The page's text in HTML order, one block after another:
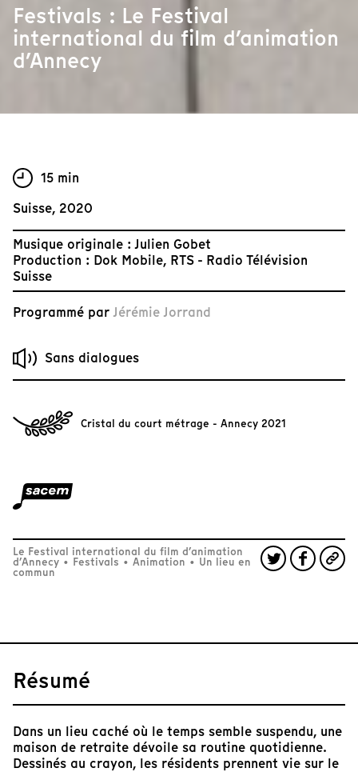
Festivals : Le Festival
international du film d’animation
d’Annecy
15 min
Suisse, 2020
Musique originale : Julien Gobet
Production : Dok Mobile, RTS - Radio Télévision
Suisse
Programmé par Jérémie Jorrand
Sans dialogues
Cristal du court métrage - Annecy 2021
Le Festival international du film d’animation
d’Annecy • Festivals • Animation • Un lieu en
commun
Résumé
Dans un lieu caché où le temps semble suspendu, une
maison de retraite dévoile sa routine quotidienne.
Dessinés au crayon, les résidents prennent vie sur le